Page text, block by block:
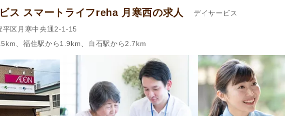
与あり (18)
(2)
勤手当(18) 人事評価制度あり(19) 処遇改善手当
児施設あり(2) 資格手当(5) 扶養手当(7)
雇用制度あり(9) 正社員登用あり(2) 副業可 (5)
ス スマートライフreha 月寒西の求人 デイサービス
平区月寒中央通2-1-15
、福住駅から1.9km、白石駅から2.7km